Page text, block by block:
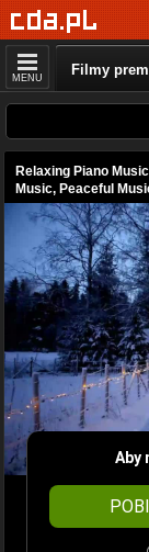
MENU Filmy
Relaxing Piano
Music, Peaceful
Aby